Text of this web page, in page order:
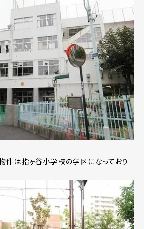
件は指ヶ谷小学校の学区になっており